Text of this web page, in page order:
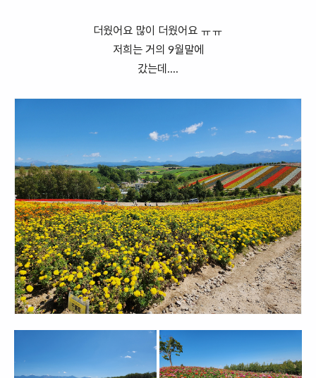
더웠어요 많이 더웠어요 ㅠㅠ
저희는 거의 9월말에
갔는데....